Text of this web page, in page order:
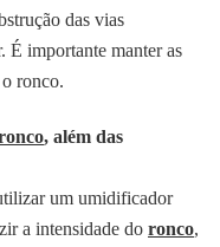
das vias
É importante manter as
ronco.
, além das
um umidificador
a intensidade do ronco,